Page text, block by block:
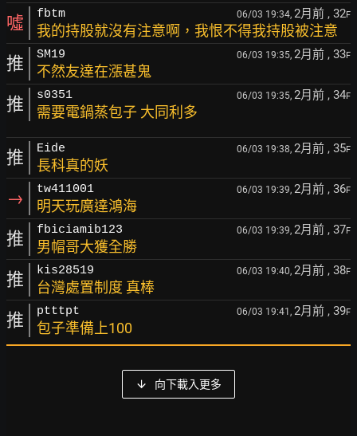
噓 fbtm 06/03 19:34, 2月前 , 32F
我的持股就沒有注意啊，我恨不得我持股被注意
推 SM19 06/03 19:35, 2月前 , 33F
不然友達在漲甚鬼
推 s0351 06/03 19:35, 2月前 , 34F
需要電鍋蒸包子 大同利多
推 Eide 06/03 19:38, 2月前 , 35F
長科真的妖
→ tw411001 06/03 19:39, 2月前 , 36F
明天玩廣達鴻海
推 fbiciamib123 06/03 19:39, 2月前 , 37F
男帽哥大獲全勝
推 kis28519 06/03 19:40, 2月前 , 38F
台灣處置制度 真棒
推 ptttpt 06/03 19:41, 2月前 , 39F
包子準備上100
向下載入更多